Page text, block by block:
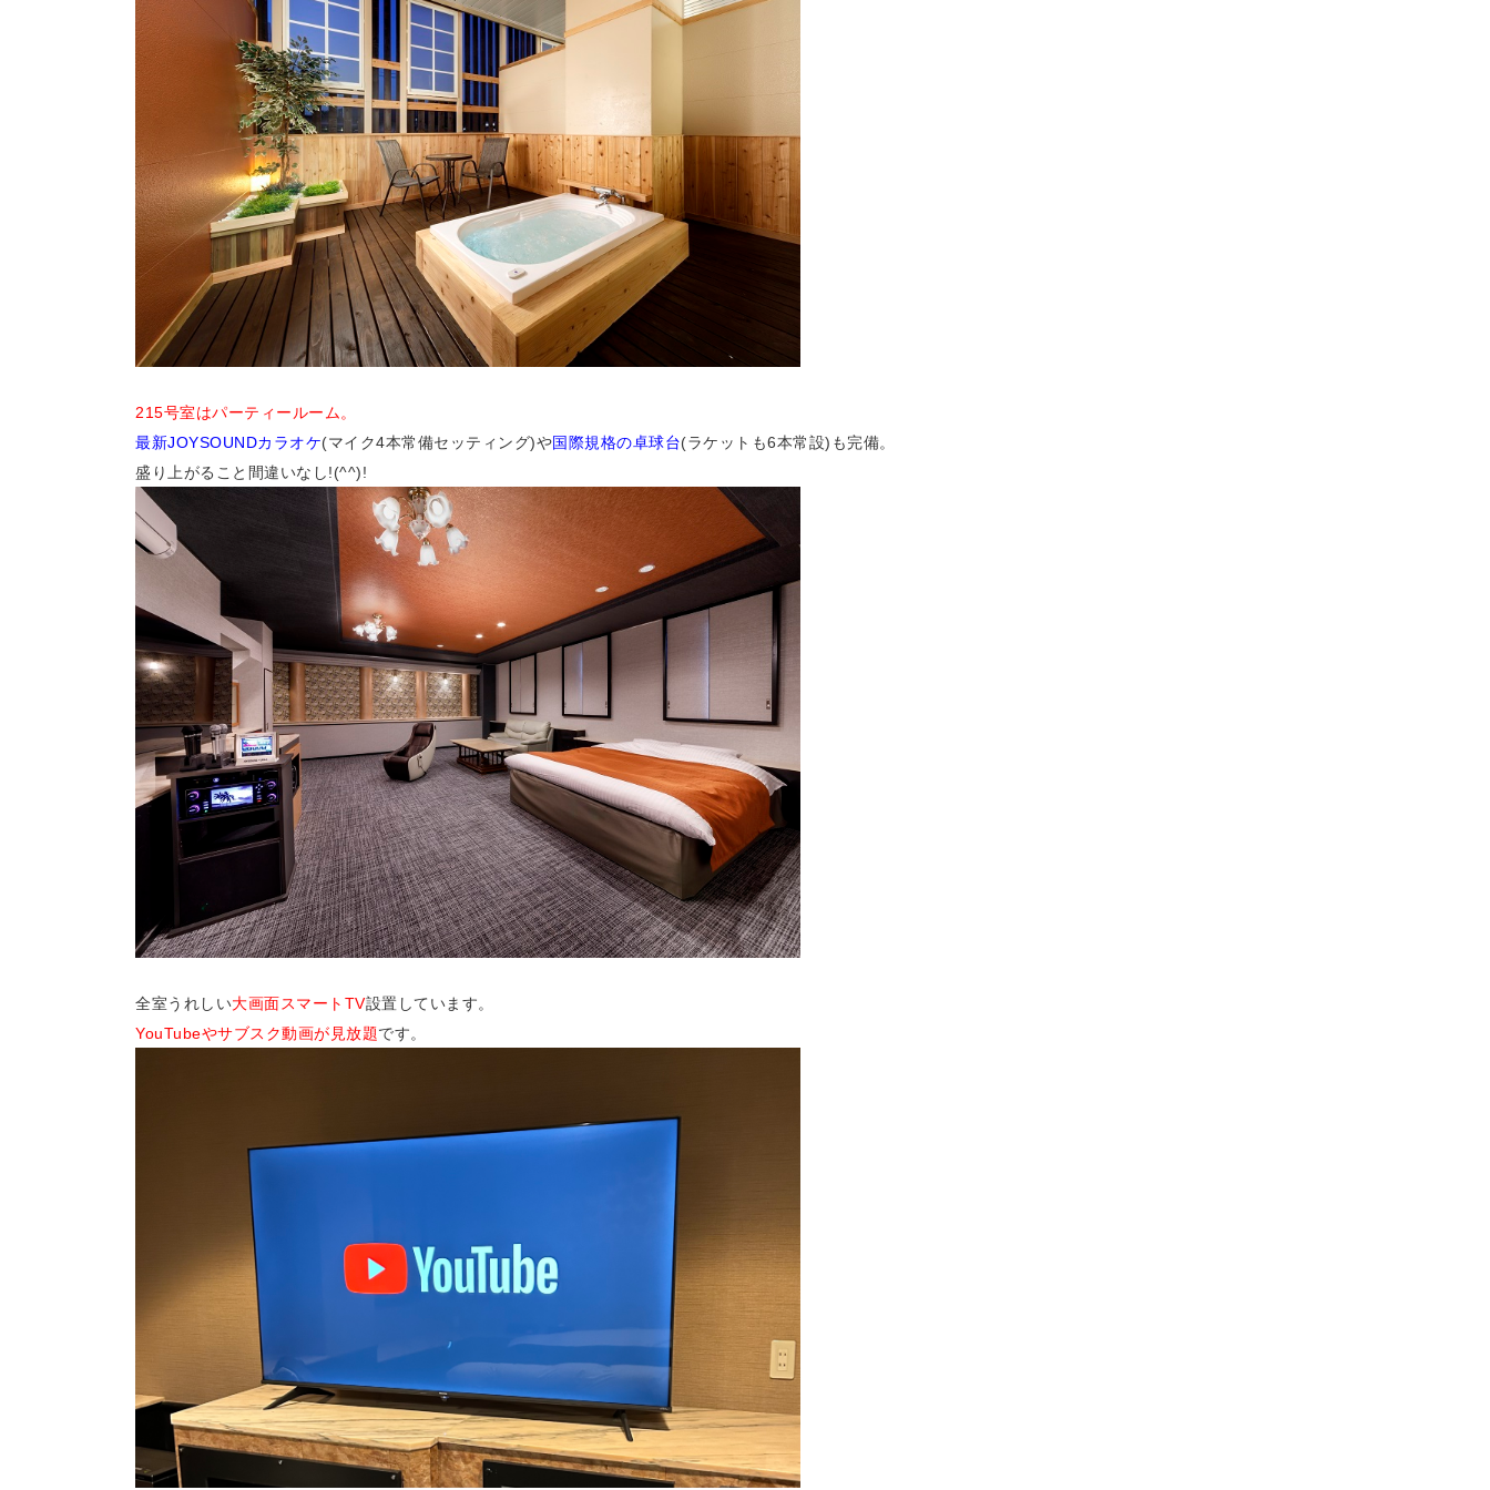
215号室はパーティールーム。
最新JOYSOUNDカラオケ(マイク4本常備セッティング)や国際規格の卓球台(ラケットも6本常設)も完備。
盛り上がること間違いなし!(^^)!
全室うれしい大画面スマートTV設置しています。
YouTubeやサブスク動画が見放題です。